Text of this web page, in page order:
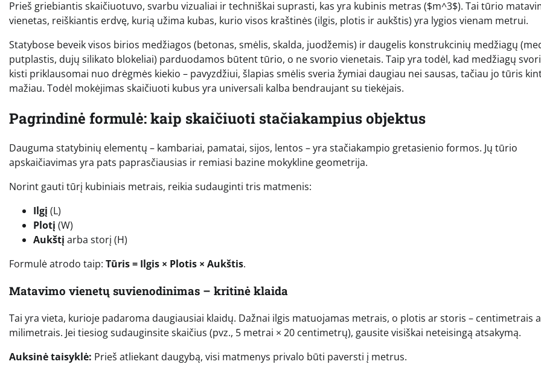
Prieš griebiantis skaičiuotuvo, svarbu vizualiai ir techniškai suprasti, kas yra kubinis metras ($m^3$). Tai tūrio
vienetas, reiškiantis erdvę, kurią užima kubas, kurio visos kraštinės (ilgis, plotis ir aukštis) yra lygios vienam metrui.
Statybose beveik visos birios medžiagos (betonas, smėlis, skalda, juodžemis) ir daugelis konstrukcinių medžiagų
putplastis, dujų silikato blokeliai) parduodamos būtent tūrio, o ne svorio vienetais. Taip yra todėl, kad medžiagų
kisti priklausomai nuo drėgmės kiekio – pavyzdžiui, šlapias smėlis sveria žymiai daugiau nei sausas, tačiau jo tūris
mažiau. Todėl mokėjimas skaičiuoti kubus yra universali kalba bendraujant su tiekėjais.
Pagrindinė formulė: kaip skaičiuoti stačiakampius objektus
Dauguma statybinių elementų – kambariai, pamatai, sijos, lentos – yra stačiakampio gretasienio formos. Jų tūrio
apskaičiavimas yra pats paprasčiausias ir remiasi bazine mokykline geometrija.
Norint gauti tūrį kubiniais metrais, reikia sudauginti tris matmenis:
Ilgį (L)
Plotį (W)
Aukštį arba storį (H)
Formulė atrodo taip: Tūris = Ilgis × Plotis × Aukštis.
Matavimo vienetų suvienodinimas – kritinė klaida
Tai yra vieta, kurioje padaroma daugiausiai klaidų. Dažnai ilgis matuojamas metrais, o plotis ar storis – centimetrais
milimetrais. Jei tiesiog sudauginsite skaičius (pvz., 5 metrai × 20 centimetrų), gausite visiškai neteisingą atsakymą.
Auksinė taisyklė: Prieš atliekant daugybą, visi matmenys privalo būti paversti į metrus.